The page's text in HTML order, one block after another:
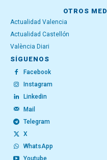
OTROS
Actualidad Valencia
Actualidad Castellón
València Diari
SÍGUENOS
Facebook
Instagram
Linkedin
Mail
Telegram
X
WhatsApp